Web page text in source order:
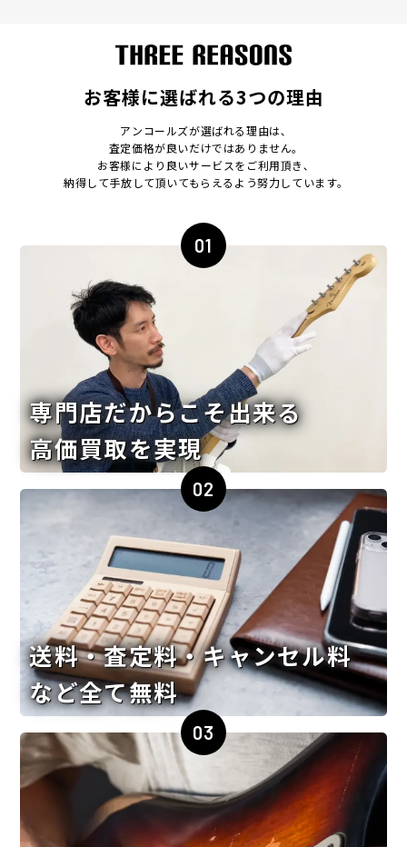
お客様に選ばれる3つの理由
アンコールズが選ばれる理由は､
査定価格が良いだけではありません｡
お客様により良いサービスをご利用頂き､
納得して手放して頂いてもらえるよう努力しています｡
01
専門店だからこそ出来る
高価買取を実現
02
送料・査定料・キャンセル料
など全て無料
03